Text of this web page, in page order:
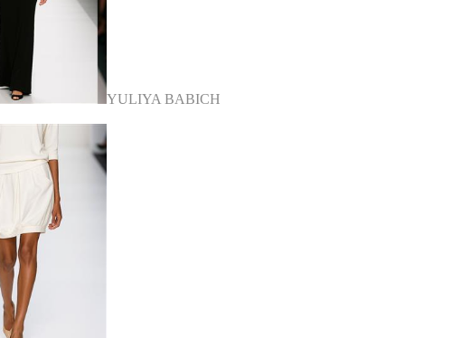
YULIYA BABICH